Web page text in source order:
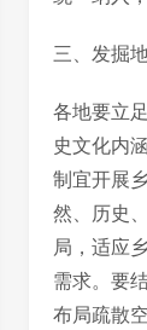
三、发掘
各地要立
史文化内
制宜开展
然、历史
局，适应
需求。要
布局疏散